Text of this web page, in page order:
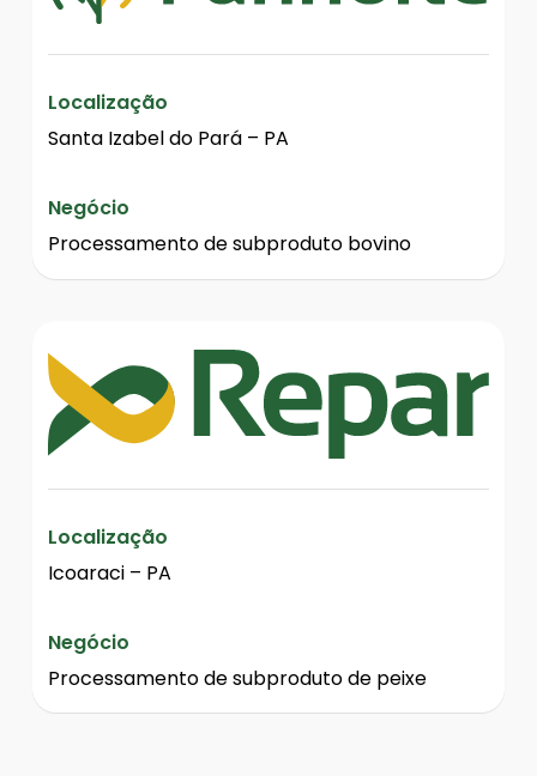
Localização
Santa Izabel do Pará – PA
Negócio
Processamento de subproduto bovino
Localização
Icoaraci – PA
Negócio
Processamento de subproduto de peixe